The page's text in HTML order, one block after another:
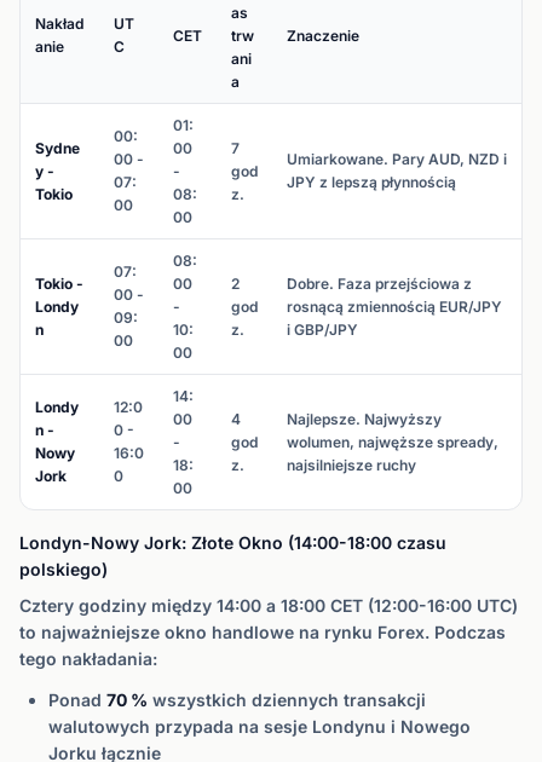
Nakład
anie
UT
C
CET
as
trw
ani
a
Znaczenie
Sydne
y -
Tokio
00:
00 -
07:
00
01:
00
-
08:
00
7
god
z.
Umiarkowane. Pary AUD, NZD i
JPY z lepszą płynnością
Tokio -
Londy
n
07:
00 -
09:
00
08:
00
-
10:
00
2
god
z.
Dobre. Faza przejściowa z
rosnącą zmiennością EUR/JPY
i GBP/JPY
Londy
n -
Nowy
Jork
12:0
0 -
16:0
0
14:
00
-
18:
00
4
god
z.
Najlepsze. Najwyższy
wolumen, najwęższe spready,
najsilniejsze ruchy
Londyn-Nowy Jork: Złote Okno (14:00-18:00 czasu
polskiego)
Cztery godziny między 14:00 a 18:00 CET (12:00-16:00 UTC)
to najważniejsze okno handlowe na rynku Forex. Podczas
tego nakładania:
Ponad 70 % wszystkich dziennych transakcji
walutowych przypada na sesje Londynu i Nowego
Jorku łącznie